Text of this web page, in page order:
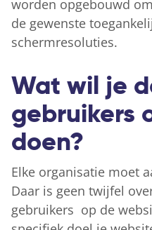
worden opgebouwd
de gewenste
schermresoluties.
Wat wil je
gebruikers
doen?
Elke organisatie moet
Daar is geen twijfel
gebruikers op de